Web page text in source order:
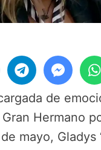
de
Hermano
mayo, Gladys